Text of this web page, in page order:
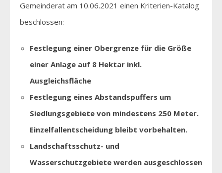
Gemeinderat am 10.06.2021 einen Kriterien-Katalog
beschlossen:
Festlegung einer Obergrenze für die Größe
einer Anlage auf 8 Hektar inkl.
Ausgleichsfläche
Festlegung eines Abstandspuffers um
Siedlungsgebiete von mindestens 250 Meter.
Einzelfallentscheidung bleibt vorbehalten.
Landschaftsschutz- und
Wasserschutzgebiete werden ausgeschlossen